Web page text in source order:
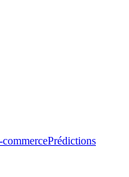
Prédictions